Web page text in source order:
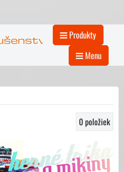
Produkty
Menu
0položiek